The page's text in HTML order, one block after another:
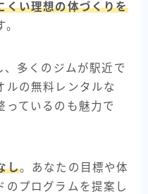
くい理想の体づくりを
。
多くのジムが駅近で
ルの無料レンタルな
っているのも魅力で
し。あなたの目標や体
のプログラムを提案し